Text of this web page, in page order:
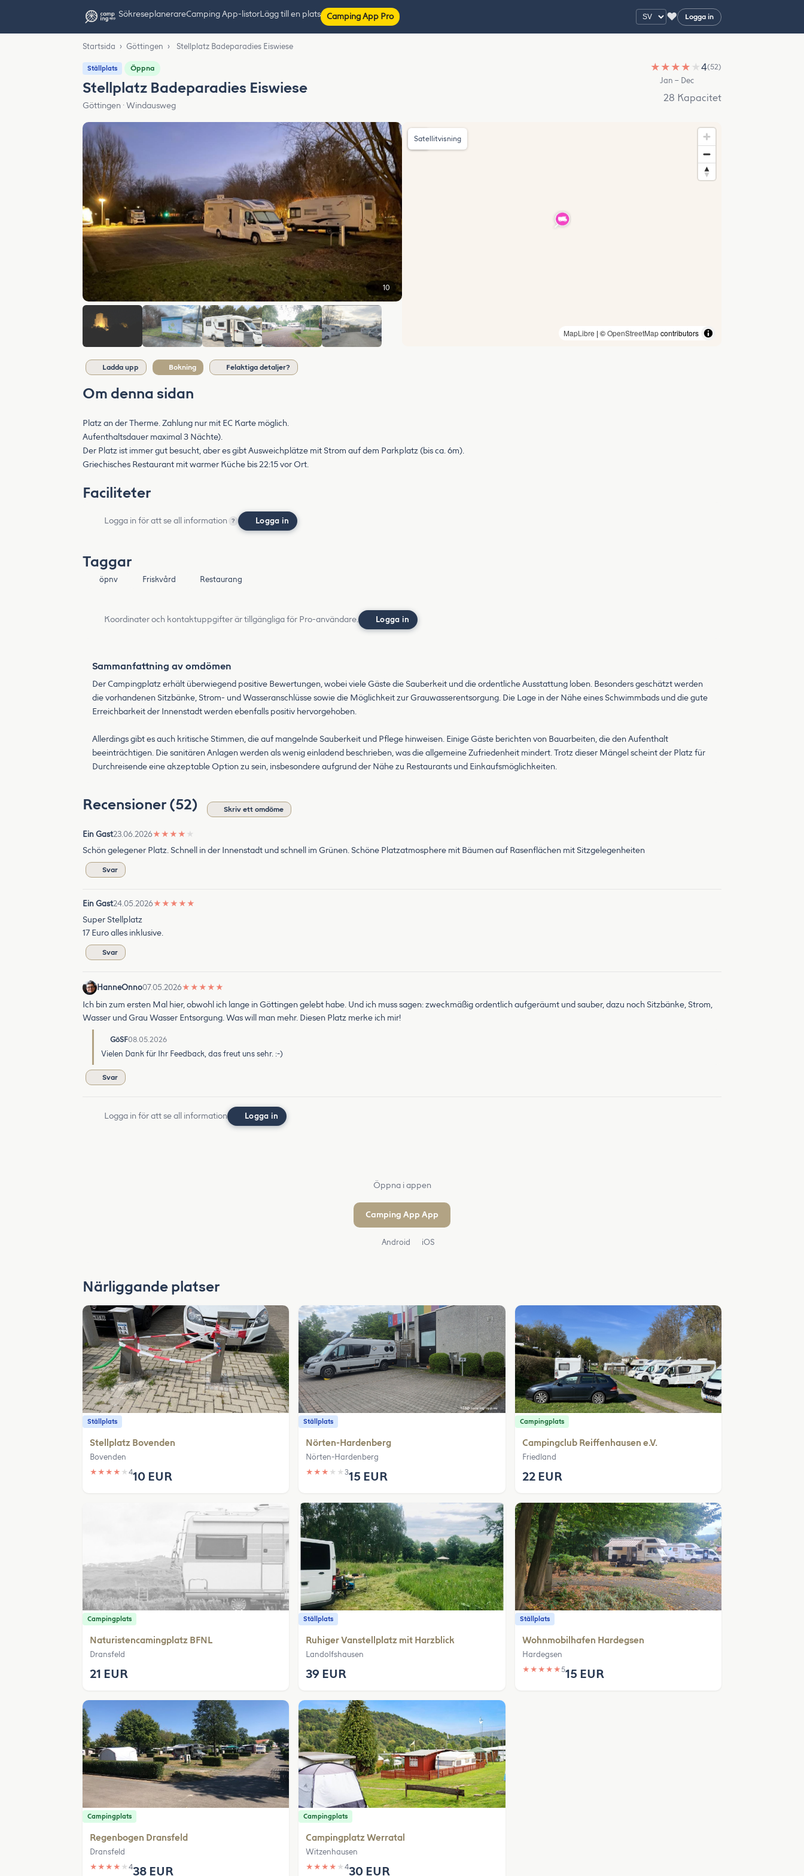
SökreseplanerareCamping App-listorLägg till en plats Camping App Pro ♥ Logga in
Startsida › Göttingen › Stellplatz Badeparadies Eiswiese
Ställplats Öppna
Stellplatz Badeparadies Eiswiese
Göttingen · Windausweg
★ ★ ★ ★ ★4(52)
Jan – Dec
28 Kapacitet
10
MapLibre | ©OpenStreetMapcontributors
Satellitvisning
Ladda upp Bokning Felaktiga detaljer?
Om denna sidan
Platz an der Therme. Zahlung nur mit EC Karte möglich.
Aufenthaltsdauer maximal 3 Nächte).
Der Platz ist immer gut besucht, aber es gibt Ausweichplätze mit Strom auf dem Parkplatz (bis ca. 6m).
Griechisches Restaurant mit warmer Küche bis 22:15 vor Ort.
Faciliteter
Logga in för att se all information ? Logga in
Taggar
öpnv Friskvård Restaurang
Koordinater och kontaktuppgifter är tillgängliga för Pro-användare. Logga in
Sammanfattning av omdömen
Der Campingplatz erhält überwiegend positive Bewertungen, wobei viele Gäste die Sauberkeit und die ordentliche Ausstattung loben. Besonders geschätzt werden
die vorhandenen Sitzbänke, Strom- und Wasseranschlüsse sowie die Möglichkeit zur Grauwasserentsorgung. Die Lage in der Nähe eines Schwimmbads und die gute
Erreichbarkeit der Innenstadt werden ebenfalls positiv hervorgehoben.
Allerdings gibt es auch kritische Stimmen, die auf mangelnde Sauberkeit und Pflege hinweisen. Einige Gäste berichten von Bauarbeiten, die den Aufenthalt
beeinträchtigen. Die sanitären Anlagen werden als wenig einladend beschrieben, was die allgemeine Zufriedenheit mindert. Trotz dieser Mängel scheint der Platz für
Durchreisende eine akzeptable Option zu sein, insbesondere aufgrund der Nähe zu Restaurants und Einkaufsmöglichkeiten.
Recensioner (52) Skriv ett omdöme
Ein Gast23.06.2026★ ★ ★ ★ ★
Schön gelegener Platz. Schnell in der Innenstadt und schnell im Grünen. Schöne Platzatmosphere mit Bäumen auf Rasenflächen mit Sitzgelegenheiten
Svar
Ein Gast24.05.2026★ ★ ★ ★ ★
Super Stellplatz
17 Euro alles inklusive.
Svar
HanneOnno07.05.2026★ ★ ★ ★ ★
Ich bin zum ersten Mal hier, obwohl ich lange in Göttingen gelebt habe. Und ich muss sagen: zweckmäßig ordentlich aufgeräumt und sauber, dazu noch Sitzbänke, Strom,
Wasser und Grau Wasser Entsorgung. Was will man mehr. Diesen Platz merke ich mir!
GöSF08.05.2026
Vielen Dank für Ihr Feedback, das freut uns sehr. :-)
Svar
Logga in för att se all information Logga in
Öppna i appen
Camping App App
Android iOS
Närliggande platser
Ställplats
Stellplatz Bovenden
Bovenden
★ ★ ★ ★ ★ 410 EUR
Ställplats
Nörten-Hardenberg
Nörten-Hardenberg
★ ★ ★ ★ ★315 EUR
Campingplats
Campingclub Reiffenhausen e.V.
Friedland
22 EUR
Campingplats
Naturistencamingplatz BFNL
Dransfeld
21 EUR
Ställplats
Ruhiger Vanstellplatz mit Harzblick
Landolfshausen
39 EUR
Ställplats
Wohnmobilhafen Hardegsen
Hardegsen
★ ★ ★ ★ ★515 EUR
Campingplats
Regenbogen Dransfeld
Dransfeld
★ ★ ★ ★ ★ 438 EUR
Campingplats
Campingplatz Werratal
Witzenhausen
★ ★ ★ ★ ★430 EUR